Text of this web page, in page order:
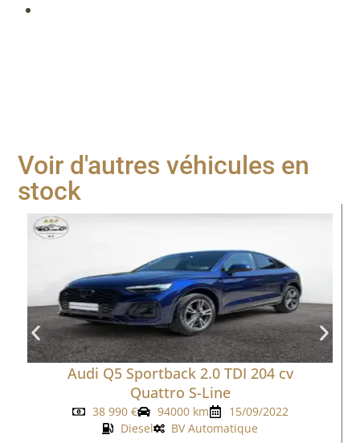
Voir d'autres véhicules en
stock
Audi Q5 Sportback 2.0 TDI 204 cv
Quattro S-Line
38 990 € 94000 km
15/09/2022
Diesel
BV Automatique